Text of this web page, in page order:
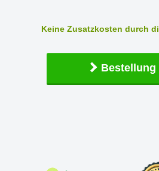
Keine Zusatzkosten durch
Bestellung